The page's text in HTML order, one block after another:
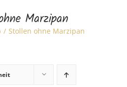
Marzipan
Stollen ohne Marzipan